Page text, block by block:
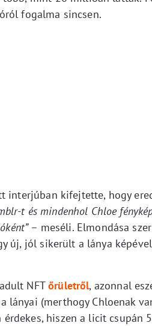
fogalma sincsen.
interjúban kifejtette, hogy
t és mindenhol Chloe
– meséli. Elmondása
új, jól sikerült a lánya
NFTőrületről, azonnal
(merthogy Chloenak
hiszen a licit csupán